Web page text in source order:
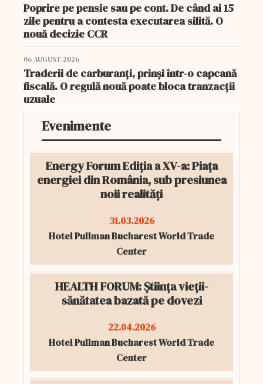
Poprire pe pensie sau pe cont. De când ai 15
zile pentru a contesta executarea silită. O
nouă decizie CCR
06 AUGUST 2026
Traderii de carburanți, prinși într-o capcană
fiscală. O regulă nouă poate bloca tranzacții
uzuale
Evenimente
Energy Forum Ediția a XV-a: Piața
energiei din România, sub presiunea
noii realități
31.03.2026
Hotel Pullman Bucharest World Trade
Center
HEALTH FORUM: Știința vieții-
sănătatea bazată pe dovezi
22.04.2026
Hotel Pullman Bucharest World Trade
Center